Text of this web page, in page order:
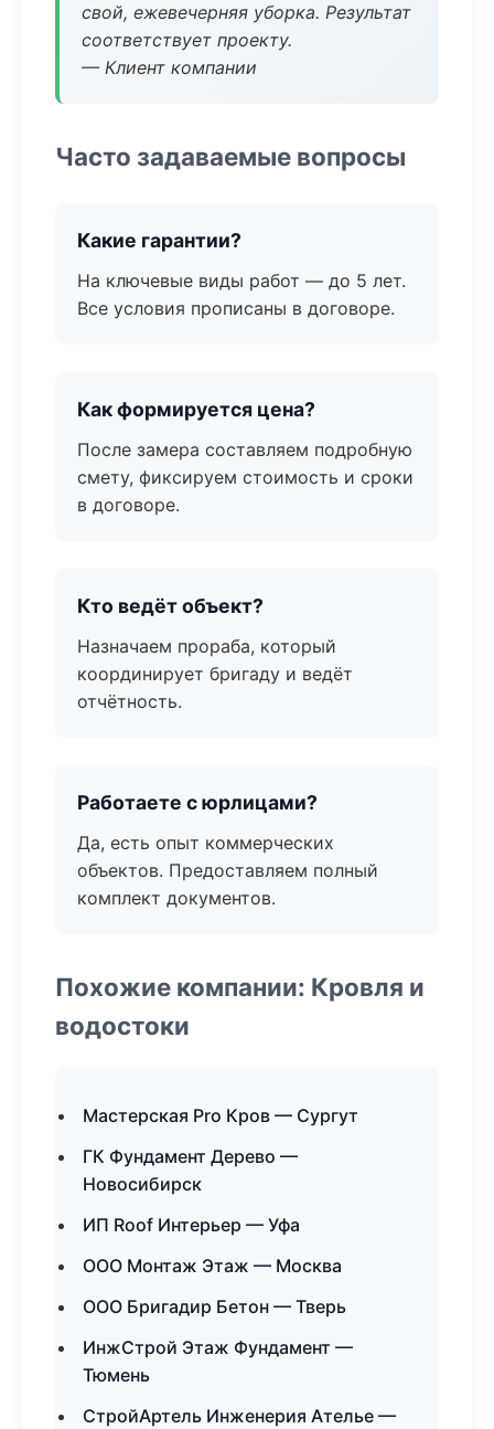
свой, ежевечерняя уборка. Результат
соответствует проекту.
— Клиент компании
Часто задаваемые вопросы
Какие гарантии?
На ключевые виды работ — до 5 лет.
Все условия прописаны в договоре.
Как формируется цена?
После замера составляем подробную
смету, фиксируем стоимость и сроки
в договоре.
Кто ведёт объект?
Назначаем прораба, который
координирует бригаду и ведёт
отчётность.
Работаете с юрлицами?
Да, есть опыт коммерческих
объектов. Предоставляем полный
комплект документов.
Похожие компании: Кровля и
водостоки
Мастерская Pro Кров — Сургут
ГК Фундамент Дерево —
Новосибирск
ИП Roof Интерьер — Уфа
ООО Монтаж Этаж — Москва
ООО Бригадир Бетон — Тверь
ИнжСтрой Этаж Фундамент —
Тюмень
СтройАртель Инженерия Ателье —